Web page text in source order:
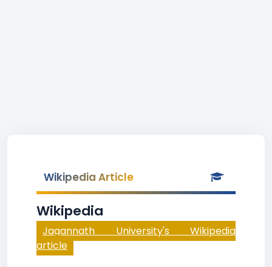
Wikipedia Article
Wikipedia
Jagannath University's Wikipedia
article